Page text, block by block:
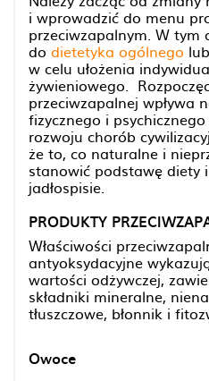
i wprowadzić do menu
przeciwzapalnym. W tym
do dietetyka ogólnego lub
w celu ułożenia
żywieniowego.
przeciwzapalnej wpływa
fizycznego i
rozwoju chorób
że to, co naturalne i
stanowić podstawę diety
jadłospisie.
PRODUKTY
Właściwości
antyoksydacyjne
wartości odżywczej,
składniki mineralne,
tłuszczowe, błonnik i
Owoce